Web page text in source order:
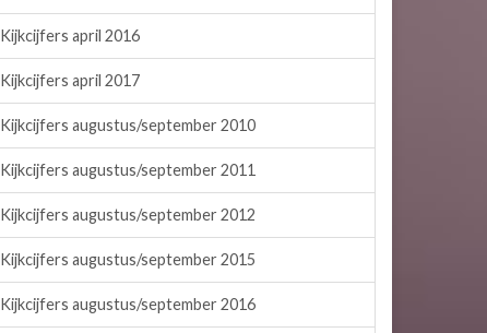
Kijkcijfers april 2016
Kijkcijfers april 2017
Kijkcijfers augustus/september 2010
Kijkcijfers augustus/september 2011
Kijkcijfers augustus/september 2012
Kijkcijfers augustus/september 2015
Kijkcijfers augustus/september 2016